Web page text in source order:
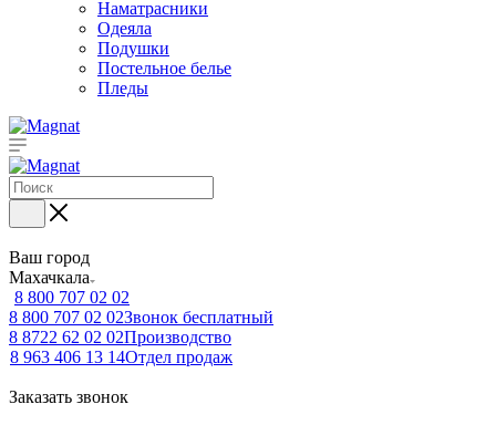
Наматрасники
Одеяла
Подушки
Постельное белье
Пледы
Ваш город
Махачкала
8 800 707 02 02
8 800 707 02 02Звонок бесплатный
8 8722 62 02 02Производство
8 963 406 13 14Отдел продаж
Заказать звонок